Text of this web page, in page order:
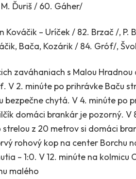
Ďuriš / 60. Gáher/
Kováčik – Uríček / 82. Brzač /,
Bača, Kozárik / 84. Gróf/,
zaváhaniach s Malou
V 2. minúte po prihrávke Baču
bezpečne chytá. V 4. minúte po
domáci brankár je pozorný.
z 20 metrov si domáci
rohový kop na center Borchu
– 1:0. V 12. minúte na
malého